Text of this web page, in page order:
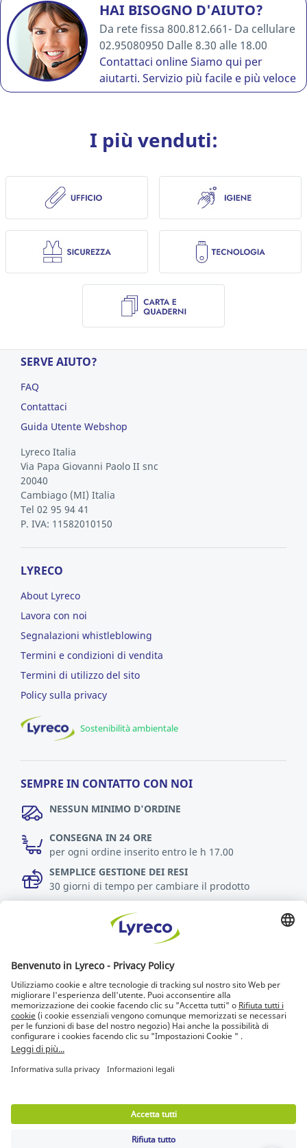
HAI BISOGNO D'AIUTO?
Da rete fissa 800.812.661- Da cellulare
02.95080950 Dalle 8.30 alle 18.00
Contattaci onlineSiamo qui per
aiutarti. Servizio più facile e più veloce
I più venduti:
SERVE AIUTO?
FAQ
Contattaci
Guida Utente Webshop
Lyreco Italia
Via Papa Giovanni Paolo II snc
20040
Cambiago (MI) Italia
Tel 02 95 94 41
P. IVA: 11582010150
LYRECO
About Lyreco
Lavora con noi
Segnalazioni whistleblowing
Termini e condizioni di vendita
Termini di utilizzo del sito
Policy sulla privacy
Sostenibilità ambientale
SEMPRE IN CONTATTO CON NOI
NESSUN MINIMO D'ORDINE
CONSEGNA IN 24 ORE
per ogni ordine inserito entro le h 17.00
SEMPLICE GESTIONE DEI RESI
30 giorni di tempo per cambiare il prodotto
Accessibilità
Lyreco for Education
whistleblowing|Termini di utilizzo del sito|
Policy sulla privacy|Privacy Setting